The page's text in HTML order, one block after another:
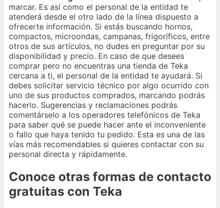
marcar. Es así como el personal de la entidad te
atenderá desde el otro lado de la línea dispuesto a
ofrecerte información. Si estás buscando hornos,
compactos, microondas, campanas, frigoríficos, entre
otros de sus artículos, no dudes en preguntar por su
disponibilidad y precio. En caso de que desees
comprar pero no encuentras una tienda de Teka
cercana a ti, el personal de la entidad te ayudará. Si
debes solicitar servicio técnico por algo ocurrido con
uno de sus productos comprados, marcando podrás
hacerlo. Sugerencias y reclamaciones podrás
comentárselo a los operadores telefónicos de Teka
para saber qué se puede hacer ante el inconveniente
o fallo que haya tenido tu pedido. Esta es una de las
vías más recomendables si quieres contactar con su
personal directa y rápidamente.
Conoce otras formas de contacto
gratuitas con Teka